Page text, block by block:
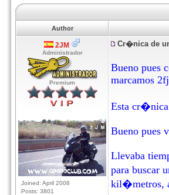
Author
2JM
Administrador
Premium
Joined: April 2008
Posts: 3801
Cr�nica de
Bueno pues
marcamos
Esta cr�nica
Bueno pues
Llevaba
para buscar
kil�metros,